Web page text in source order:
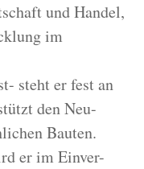
und Handel,
im
steht er fest an
den Neu-
Bauten.
er im Einver-